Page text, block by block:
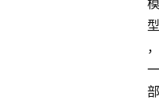
模
型
，
一
部